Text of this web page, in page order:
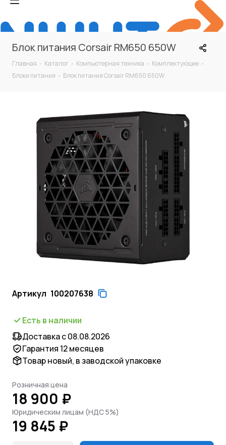
Блок питания Corsair RM650 650W
Главная - Каталог - Компьютерная техника - Комплектующие -
Блоки питания - Блок питания Corsair RM650 650W
Артикул 100207638
Есть в наличии
Доставка с 08.08.2026
Гарантия 12 месяцев
Товар новый, в заводской упаковке
Розничная цена
18 900 ₽
Юридическим лицам (НДС 5%)
19 845 ₽